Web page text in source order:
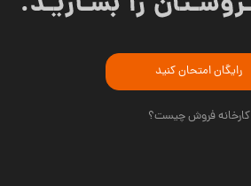
رایگان امتحان کنید
کارخانه فروش چیست؟